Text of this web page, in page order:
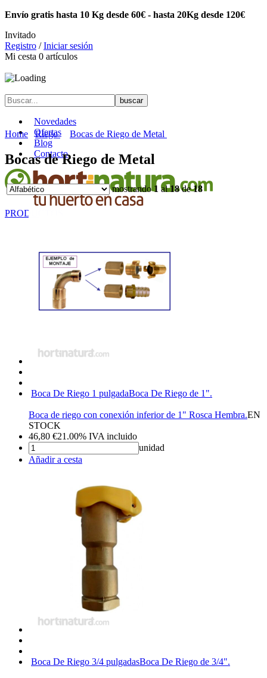
Envío gratis hasta 10 Kg desde 60€ - hasta 20Kg desde 120€
Invitado
Registro /Iniciar sesión
Mi cesta 0 artículos
Novedades
Ofertas
Blog
Contacto
PRODUCTOS
Home Riego Bocas de Riego de Metal
Bocas de Riego de Metal
mostrando1 al18de 18
Boca De Riego 1 pulgadaBoca De Riego de 1".
Boca de riego con conexión inferior de 1" Rosca Hembra.EN
STOCK
46,80 €21.00% IVA incluido
unidad
Añadir a cesta
Boca De Riego 3/4 pulgadasBoca De Riego de 3/4".